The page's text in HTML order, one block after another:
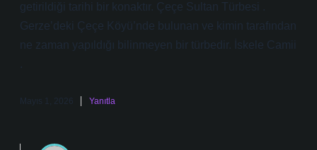
getirildiği tarihi bir konaktır. Çeçe Sultan Türbesi .
Gerze’deki Çeçe Köyü’nde bulunan ve kimin tarafından
ne zaman yapıldığı bilinmeyen bir türbedir. İskele Camii
.
Mayıs 1, 2026 Yanıtla